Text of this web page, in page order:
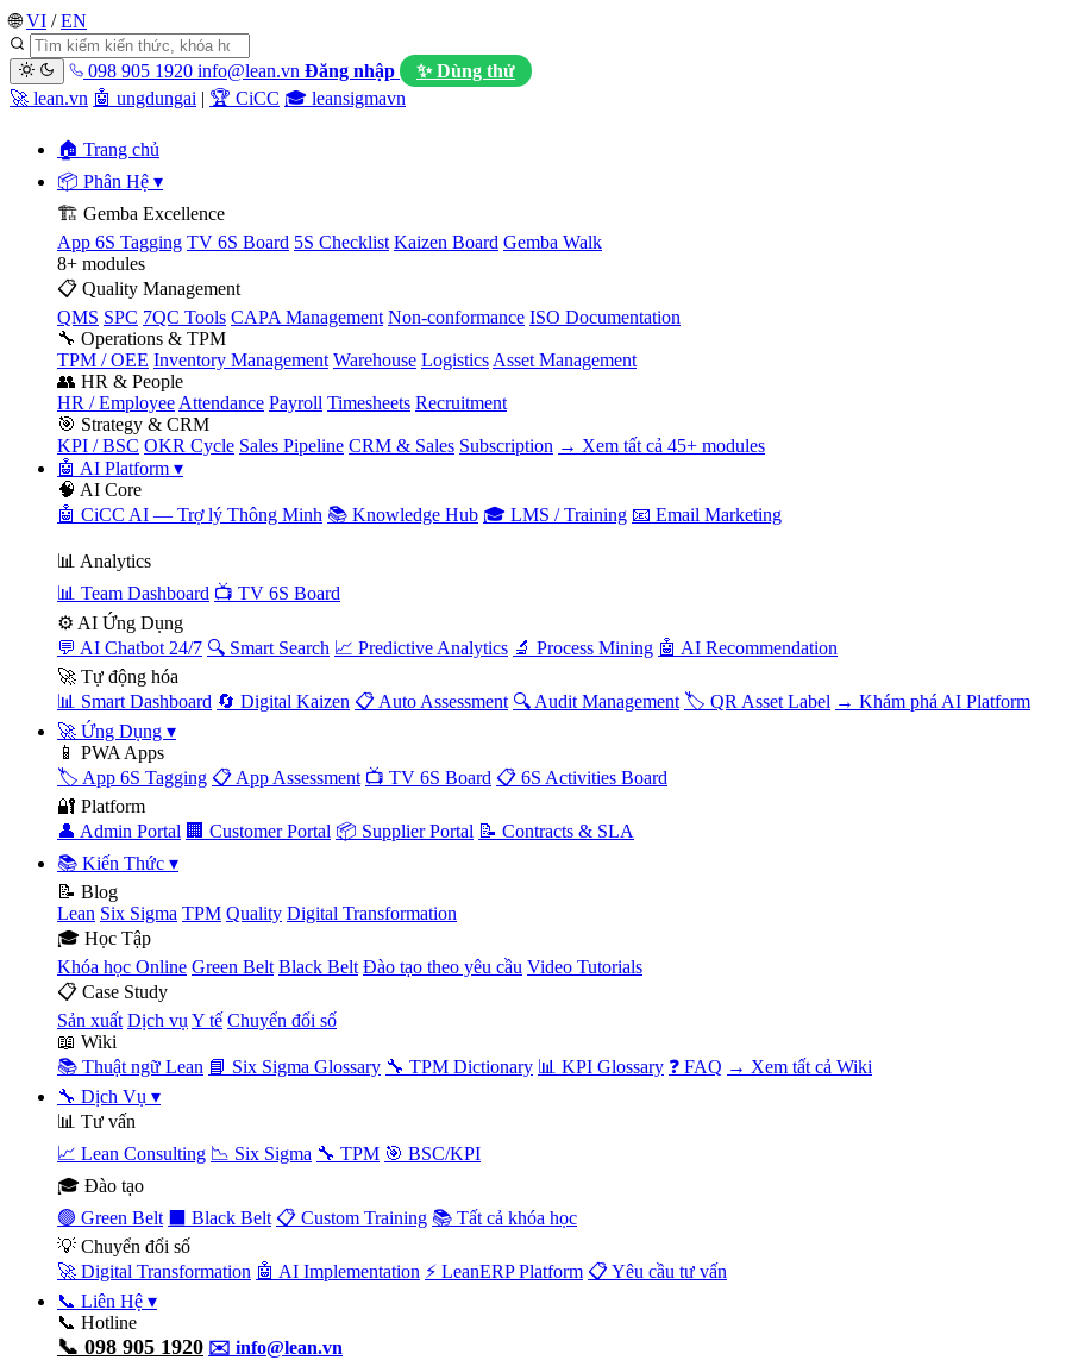
🌐 VI / EN
098 905 1920 info@lean.vn Đăng nhập
✨ Dùng thử
🚀 lean.vn 🤖 ungdungai | 🏆 CiCC 🎓 leansigmavn
🏠 Trang chủ
📦 Phân Hệ ▾
🏗️ Gemba Excellence
App 6S Tagging TV 6S Board 5S Checklist Kaizen Board Gemba Walk
8+ modules
📋 Quality Management
QMS SPC 7QC Tools CAPA Management Non-conformance ISO Documentation
🔧 Operations & TPM
TPM / OEE Inventory Management Warehouse Logistics Asset Management
👥 HR & People
HR / Employee Attendance Payroll Timesheets Recruitment
🎯 Strategy & CRM
KPI / BSC OKR Cycle Sales Pipeline CRM & Sales Subscription → Xem tất cả 45+ modules
🤖 AI Platform ▾
🧠 AI Core
🤖 CiCC AI — Trợ lý Thông Minh 📚 Knowledge Hub 🎓 LMS / Training 📧 Email Marketing
📊 Analytics
📊 Team Dashboard 📺 TV 6S Board
⚙️ AI Ứng Dụng
💬 AI Chatbot 24/7 🔍 Smart Search 📈 Predictive Analytics 🔬 Process Mining 🤖 AI Recommendation
🚀 Tự động hóa
📊 Smart Dashboard 🔄 Digital Kaizen 📋 Auto Assessment 🔍 Audit Management 🏷️ QR Asset Label → Khám phá AI Platform
🚀 Ứng Dụng ▾
📱 PWA Apps
🏷️ App 6S Tagging 📋 App Assessment 📺 TV 6S Board 📋 6S Activities Board
🔐 Platform
👤 Admin Portal 🏢 Customer Portal 📦 Supplier Portal 📝 Contracts & SLA
📚 Kiến Thức ▾
📝 Blog
Lean Six Sigma TPM Quality Digital Transformation
🎓 Học Tập
Khóa học Online Green Belt Black Belt Đào tạo theo yêu cầu Video Tutorials
📋 Case Study
Sản xuất Dịch vụ Y tế Chuyển đổi số
📖 Wiki
📚 Thuật ngữ Lean 📘 Six Sigma Glossary 🔧 TPM Dictionary 📊 KPI Glossary ❓ FAQ → Xem tất cả Wiki
🔧 Dịch Vụ ▾
📊 Tư vấn
📈 Lean Consulting 📉 Six Sigma 🔧 TPM 🎯 BSC/KPI
🎓 Đào tạo
🟢 Green Belt
⬛ Black Belt 📋 Custom Training 📚 Tất cả khóa học
💡 Chuyển đổi số
🚀 Digital Transformation 🤖 AI Implementation ⚡ LeanERP Platform 📋 Yêu cầu tư vấn
📞 Liên Hệ ▾
📞 Hotline
📞 098 905 1920 ✉️ info@lean.vn